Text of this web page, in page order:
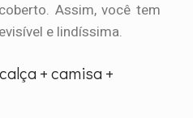
Assim, você tem
e lindíssima.
+ camisa +